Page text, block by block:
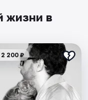
жизни в
2 200 ₽